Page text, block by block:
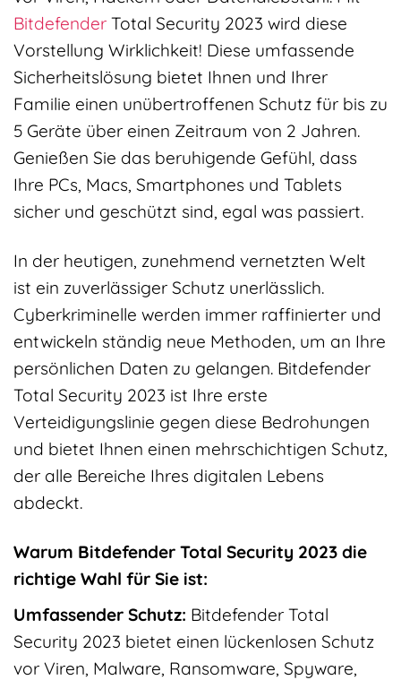
Bitdefender Total Security 2023 wird diese
Vorstellung Wirklichkeit! Diese umfassende
Sicherheitslösung bietet Ihnen und Ihrer
Familie einen unübertroffenen Schutz für bis zu
5 Geräte über einen Zeitraum von 2 Jahren.
Genießen Sie das beruhigende Gefühl, dass
Ihre PCs, Macs, Smartphones und Tablets
sicher und geschützt sind, egal was passiert.
In der heutigen, zunehmend vernetzten Welt
ist ein zuverlässiger Schutz unerlässlich.
Cyberkriminelle werden immer raffinierter und
entwickeln ständig neue Methoden, um an Ihre
persönlichen Daten zu gelangen. Bitdefender
Total Security 2023 ist Ihre erste
Verteidigungslinie gegen diese Bedrohungen
und bietet Ihnen einen mehrschichtigen Schutz,
der alle Bereiche Ihres digitalen Lebens
abdeckt.
Warum Bitdefender Total Security 2023 die
richtige Wahl für Sie ist:
Umfassender Schutz: Bitdefender Total
Security 2023 bietet einen lückenlosen Schutz
vor Viren, Malware, Ransomware, Spyware,